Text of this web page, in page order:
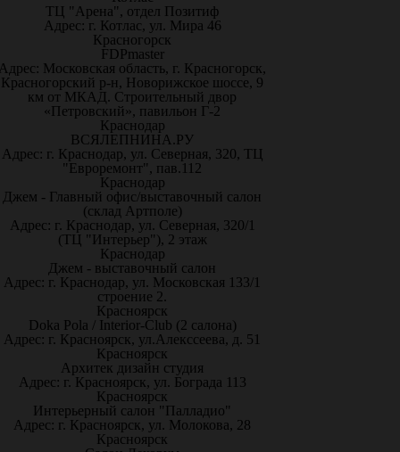
ТЦ "Арена", отдел Позитиф
Адрес: г. Котлас, ул. Мира 46
Красногорск
FDPmaster
Московская область, г. Красногорск,
Красногорский р-н, Новорижское шоссе, 9
км от МКАД. Строительный двор
«Петровский», павильон Г-2
Краснодар
ВСЯЛЕПНИНА.РУ
Адрес: г. Краснодар, ул. Северная, 320, ТЦ
"Евроремонт", пав.112
Краснодар
Джем - Главный офис/выставочный салон
(склад Артполе)
Адрес: г. Краснодар, ул. Северная, 320/1
(ТЦ "Интерьер"), 2 этаж
Краснодар
Джем - выставочный салон
Адрес: г. Краснодар, ул. Московская 133/1
строение 2.
Красноярск
Doka Pola / Interior-Club (2 салона)
Адрес: г. Красноярск, ул.Алекссеева, д. 51
Красноярск
Архитек дизайн студия
Адрес: г. Красноярск, ул. Бограда 113
Красноярск
Интерьерный салон "Палладио"
Адрес: г. Красноярск, ул. Молокова, 28
Красноярск